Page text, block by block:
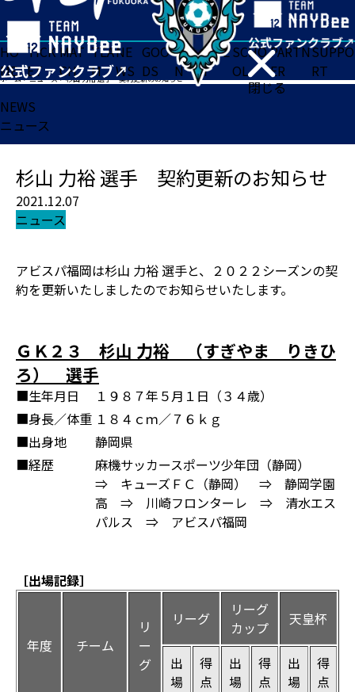
閉じる
HO
ME
TICK
ET
MAT
CH
TEA
M
NE
WS
GOO
DS
FA
N
ACADE
MY
SCHO
OL
PARTN
ER
SUPPO
RT
ホーム>ニュース>杉山 力裕 選手 契約更新のお知らせ
NEWS
ニュース
杉山 力裕 選手 契約更新のお知らせ
2021.12.07
ニュース
アビスパ福岡は杉山 力裕 選手と、２０２２シーズンの契
約を更新いたしましたのでお知らせいたします。
ＧＫ２３ 杉山 力裕 （すぎやま りきひ
ろ） 選手
■生年月日
１９８７年５月１日（３４歳）
■身長／体重 １８４ｃｍ／７６ｋｇ
■出身地
静岡県
■経歴
麻機サッカースポーツ少年団（静岡）
⇒ キューズＦＣ（静岡） ⇒ 静岡学園
高 ⇒ 川崎フロンターレ ⇒ 清水エス
パルス ⇒ アビスパ福岡
［出場記録］
年度 チーム
リ
ー
グ
リーグ
リーグ
カップ
天皇杯
出
場
得
点
出
場
得
点
出
場
得
点